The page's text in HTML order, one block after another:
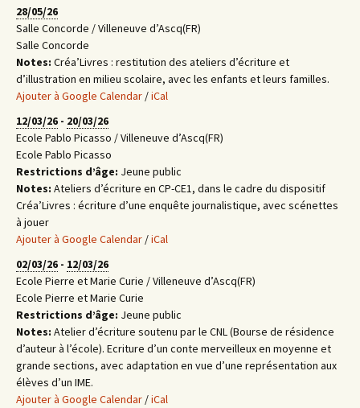
28/05/26
Salle Concorde / Villeneuve d’Ascq(FR)
Salle Concorde
Notes: Créa’Livres : restitution des ateliers d’écriture et
d’illustration en milieu scolaire, avec les enfants et leurs familles.
Ajouter à Google Calendar /iCal
12/03/26 - 20/03/26
Ecole Pablo Picasso / Villeneuve d’Ascq(FR)
Ecole Pablo Picasso
Restrictions d’âge: Jeune public
Notes: Ateliers d’écriture en CP-CE1, dans le cadre du dispositif
Créa’Livres : écriture d’une enquête journalistique, avec scénettes
à jouer
Ajouter à Google Calendar /iCal
02/03/26 - 12/03/26
Ecole Pierre et Marie Curie / Villeneuve d’Ascq(FR)
Ecole Pierre et Marie Curie
Restrictions d’âge: Jeune public
Notes: Atelier d’écriture soutenu par le CNL (Bourse de résidence
d’auteur à l’école). Ecriture d’un conte merveilleux en moyenne et
grande sections, avec adaptation en vue d’une représentation aux
élèves d’un IME.
Ajouter à Google Calendar /iCal